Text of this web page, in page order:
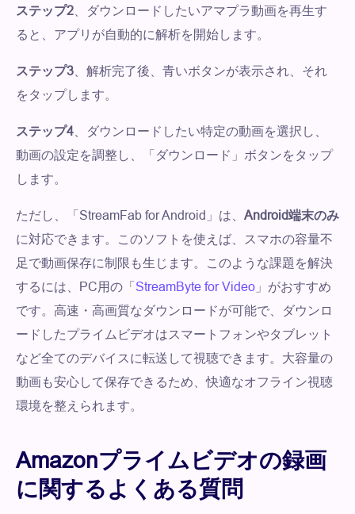
ステップ2 、ダウンロードしたいアマプラ動画を再生す
ると、アプリが自動的に解析を開始します。
ステップ3 、解析完了後、青いボタンが表示され、それ
をタップします。
ステップ4 、ダウンロードしたい特定の動画を選択し、
動画の設定を調整し、「ダウンロード」ボタンをタップ
します。
ただし、「StreamFab for Android」は、 Android端末のみ
に対応できます。このソフトを使えば、スマホの容量不
足で動画保存に制限も生じます。このような課題を解決
するには、PC用の「StreamByte for Video 」がおすすめ
です。高速・高画質なダウンロードが可能で、ダウンロ
ードしたプライムビデオはスマートフォンやタブレット
など全てのデバイスに転送して視聴できます。大容量の
動画も安心して保存できるため、快適なオフライン視聴
環境を整えられます。
Amazonプライムビデオの録画
に関するよくある質問